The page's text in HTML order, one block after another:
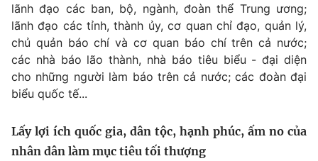
VTV Sức khoẻ Bất động sản
Thị trường 24h Tấm lòng Việt
VTV9 VTV8
lãnh đạo các ban, bộ, ngành, đoàn thể Trung ương;
lãnh đạo các tỉnh, thành ủy, cơ quan chỉ đạo, quản lý,
chủ quản báo chí và cơ quan báo chí trên cả nước;
các nhà báo lão thành, nhà báo tiêu biểu - đại diện
cho những người làm báo trên cả nước; các đoàn đại
biểu quốc tế...
Lấy lợi ích quốc gia, dân tộc, hạnh phúc, ấm no của
nhân dân làm mục tiêu tối thượng